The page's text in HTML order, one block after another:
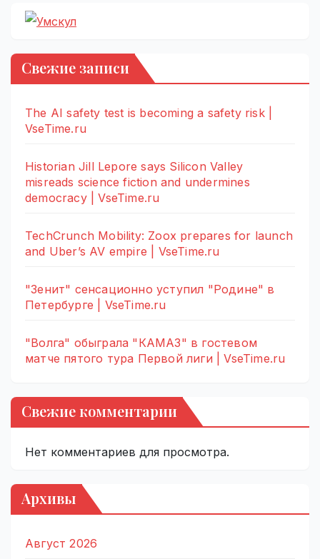
Свежие записи
The AI safety test is becoming a safety risk |
VseTime.ru
Historian Jill Lepore says Silicon Valley
misreads science fiction and undermines
democracy | VseTime.ru
TechCrunch Mobility: Zoox prepares for launch
and Uber’s AV empire | VseTime.ru
"Зенит" сенсационно уступил "Родине" в
Петербурге | VseTime.ru
"Волга" обыграла "КАМАЗ" в гостевом
матче пятого тура Первой лиги | VseTime.ru
Свежие комментарии
Нет комментариев для просмотра.
Архивы
Август 2026